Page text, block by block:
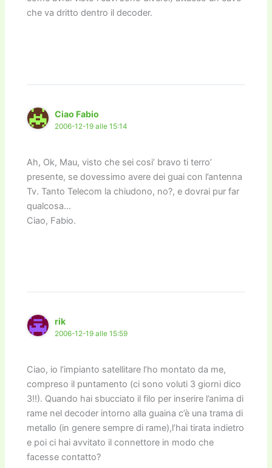
che va dritto dentro il decoder.
Ciao Fabio
2006-12-19 alle 15:14
Ah, Ok, Mau, visto che sei cosi’ bravo ti terro’
presente, se dovessimo avere dei guai con l’antenna
Tv. Tanto Telecom la chiudono, no?, e dovrai pur far
qualcosa…
Ciao, Fabio.
rik
2006-12-19 alle 15:59
Ciao, io l’impianto satellitare l’ho montato da me,
compreso il puntamento (ci sono voluti 3 giorni dico
3!!). Quando hai sbucciato il filo per inserire l’anima di
rame nel decoder intorno alla guaina c’è una trama di
metallo (in genere sempre di rame),l’hai tirata indietro
e poi ci hai avvitato il connettore in modo che
facesse contatto?